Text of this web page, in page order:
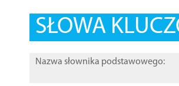
SŁOWA
Nazwa słownika podstawowego: